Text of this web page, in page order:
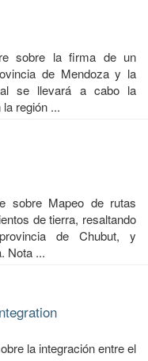
sobre la firma de un
de Mendoza y la
se llevará a cabo la
región ...
sobre Mapeo de rutas
de tierra, resaltando
de Chubut, y
Nota ...
la integración entre el